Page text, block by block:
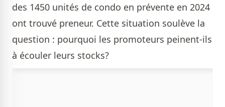
des 1450 unités de condo en prévente en 2024
ont trouvé preneur. Cette situation soulève la
question : pourquoi les promoteurs peinent-ils
à écouler leurs stocks?